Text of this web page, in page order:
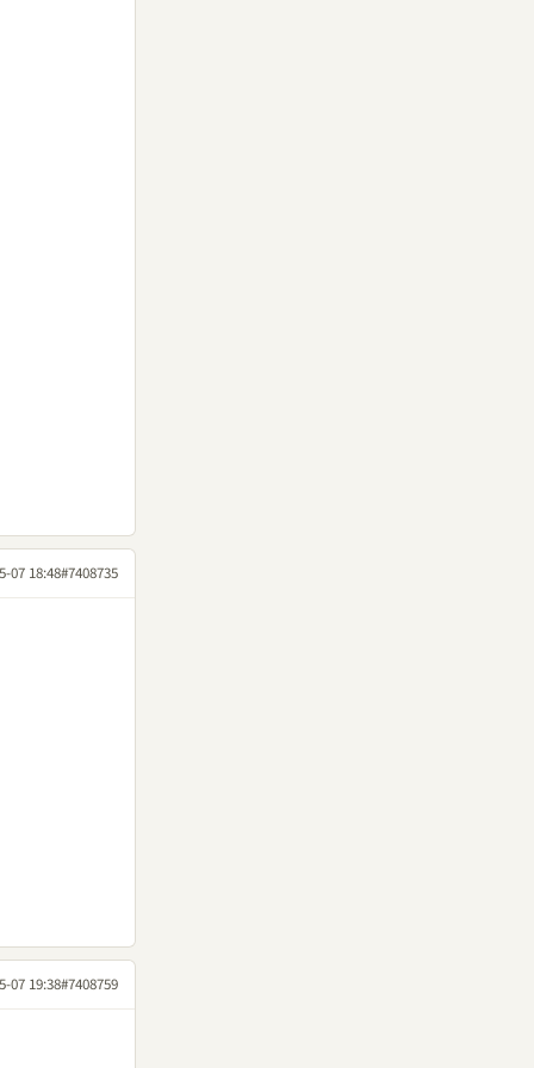
07 18:48#7408735
07 19:38#7408759